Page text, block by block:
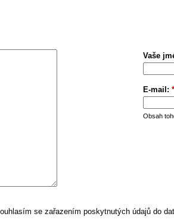
Vaše
E-mail: *
Obsah
se zařazením poskytnutých údajů do